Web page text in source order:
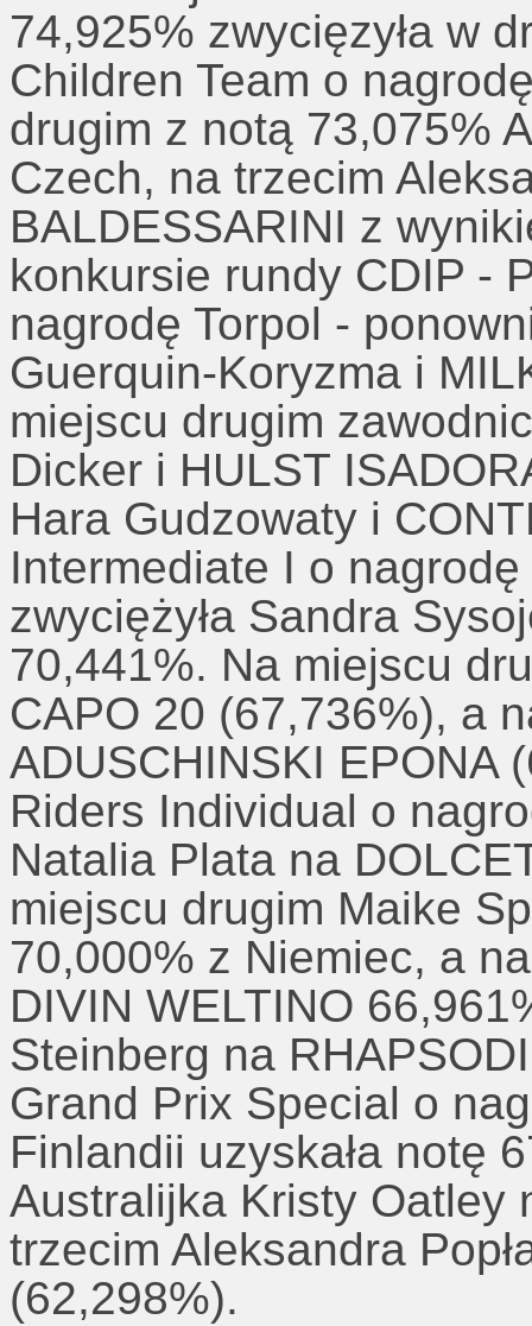
74,925% zwycięzyła w
Children Team o
drugim z notą 73,075%
Czech, na trzecim
BALDESSARINI z
konkursie rundy CDIP -
nagrodę Torpol -
Guerquin-Koryzma i
miejscu drugim
Dicker i HULST
Hara Gudzowaty i
Intermediate I o
zwyciężyła Sandra
70,441%. Na miejscu
CAPO 20 (67,736%), a
ADUSCHINSKI EPONA
Riders Individual o
Natalia Plata na
miejscu drugim Maike
70,000% z Niemiec, a
DIVIN WELTINO
Steinberg na
Grand Prix Special o
Finlandii uzyskała notę
Australijka Kristy Oatley
trzecim Aleksandra
(62,298%).